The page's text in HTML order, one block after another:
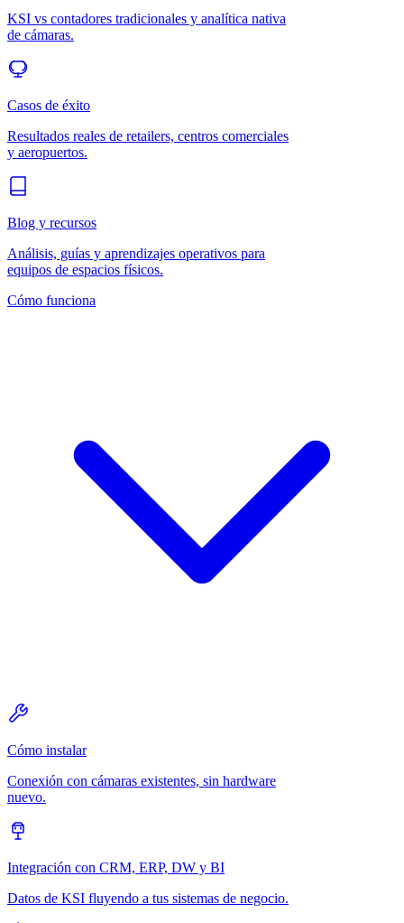
KSI vs contadores tradicionales y analítica nativa
de cámaras.
Casos de éxito
Resultados reales de retailers, centros comerciales
y aeropuertos.
Blog y recursos
Análisis, guías y aprendizajes operativos para
equipos de espacios físicos.
Cómo funciona
Cómo instalar
Conexión con cámaras existentes, sin hardware
nuevo.
Integración con CRM, ERP, DW y BI
Datos de KSI fluyendo a tus sistemas de negocio.